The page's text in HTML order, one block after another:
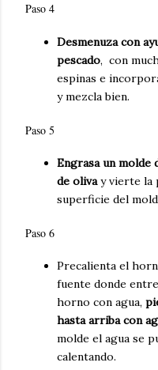
Paso 4
Desmenuza con
pescado, con
espinas e
y mezcla bien.
Paso 5
Engrasa un molde
de olivay vierte la
superficie del
Paso 6
Precalienta el
fuente donde
horno con agua,
hasta arriba con
molde el agua se
calentando.